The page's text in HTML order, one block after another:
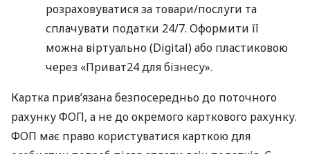
розраховуватися за товари/послуги та
сплачувати податки 24/7. Оформити її
можна віртуально (Digital) або пластиковою
через «Приват24 для бізнесу».
Картка прив’язана безпосередньо до поточного
рахунку ФОП, а не до окремого карткового рахунку.
ФОП має право користуватися карткою для